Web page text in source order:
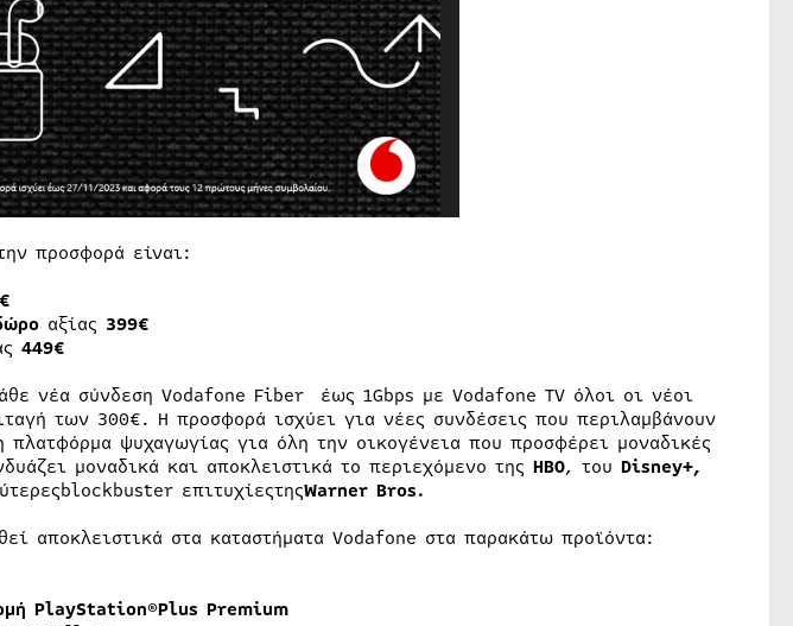
προσφορά είναι:
αξίας 399€
449€
νέα σύνδεση Vodafone Fiber έως 1Gbps με Vodafone TV όλοι οι νέοι
των 300€. Η προσφορά ισχύει για νέες συνδέσεις που περιλαμβάνουν
πλατφόρμα ψυχαγωγίας για όλη την οικογένεια που προσφέρει μοναδικές
μοναδικά και αποκλειστικά το περιεχόμενο της ΗΒΟ, του Disney+,
επιτυχίεςτηςWarner Bros.
αποκλειστικά στα καταστήματα Vodafone στα παρακάτω προϊόντα:
PlayStation®Plus Premium